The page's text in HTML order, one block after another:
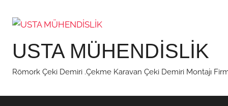
atla
USTA MÜHENDİSLİK
Römork Çeki Demiri .Çekme Karavan Çeki Demiri Montajı